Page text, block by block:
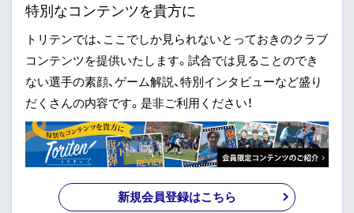
特別なコンテンツを貴方に
トリテンでは、ここでしか見られないとっておきのクラブ
コンテンツを提供いたします。試合では見ることのでき
ない選手の素顔、ゲーム解説、特別インタビューなど盛り
だくさんの内容です。是非ご利用ください！
新規会員登録はこちら